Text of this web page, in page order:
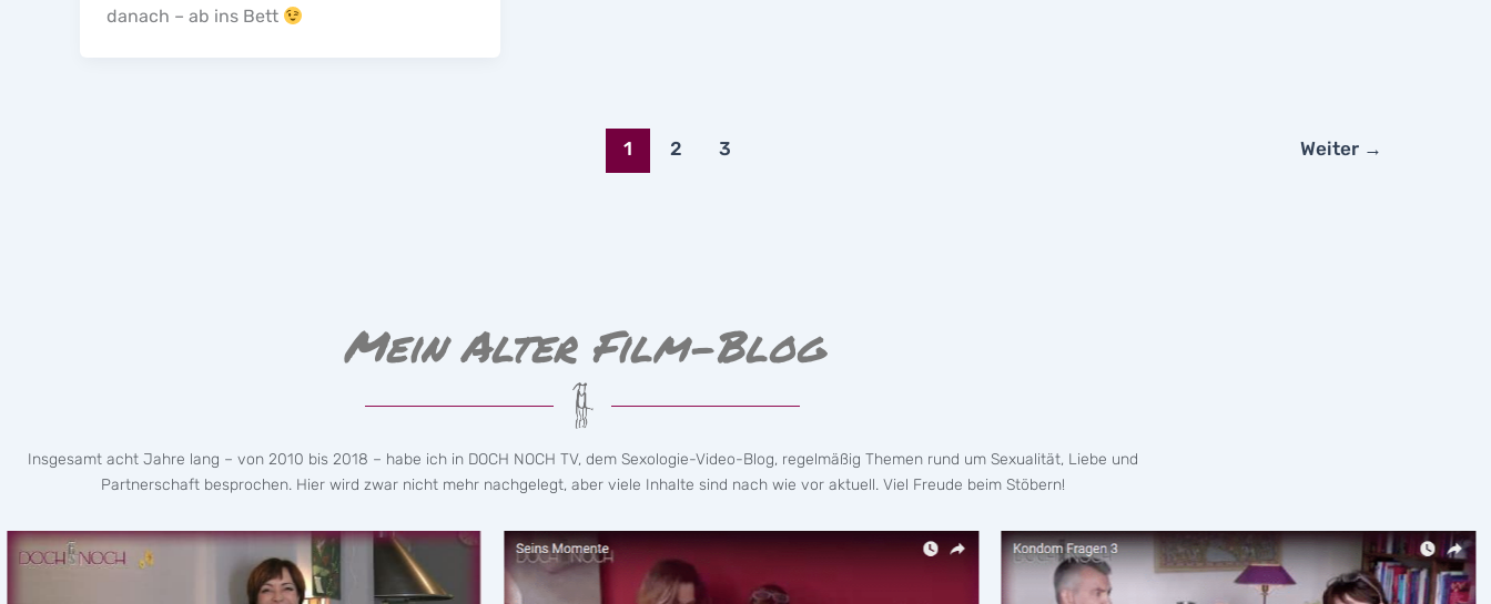
danach – ab ins Bett
1 2 3 Weiter →
Mein Alter Film-Blog
Insgesamt acht Jahre lang – von 2010 bis 2018 – habe ich in DOCH NOCH TV, dem Sexologie-Video-Blog, regelmäßig Themen rund um Sexualität, Liebe und
Partnerschaft besprochen. Hier wird zwar nicht mehr nachgelegt, aber viele Inhalte sind nach wie vor aktuell. Viel Freude beim Stöbern!